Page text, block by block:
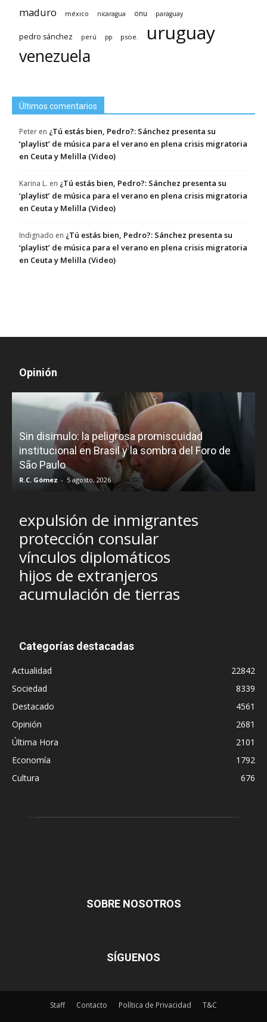
maduro méxico nicaragua onu paraguay
pedro sánchez perú pp psoe. uruguay
venezuela
Últimos comentarios
Peter en ¿Tú estás bien, Pedro?: Sánchez presenta su
‘playlist’ de música para el verano en plena crisis migratoria
en Ceuta y Melilla (Video)
Karina L. en ¿Tú estás bien, Pedro?: Sánchez presenta su
‘playlist’ de música para el verano en plena crisis migratoria
en Ceuta y Melilla (Video)
Indignado en ¿Tú estás bien, Pedro?: Sánchez presenta su
‘playlist’ de música para el verano en plena crisis migratoria
en Ceuta y Melilla (Video)
Opinión
Sin disimulo: la peligrosa promiscuidad
institucional en Brasil y la sombra del Foro de
São Paulo
R.C. Gómez - 5 agosto, 2026
expulsión de inmigrantes
protección consular
vínculos diplomáticos
hijos de extranjeros
acumulación de tierras
Categorías destacadas
Actualidad
22842
Sociedad
8339
Destacado
4561
Opinión
2681
Última Hora
2101
Economía
1792
Cultura
676
SOBRE NOSOTROS
SÍGUENOS
Staff Contacto Política de Privacidad T&C